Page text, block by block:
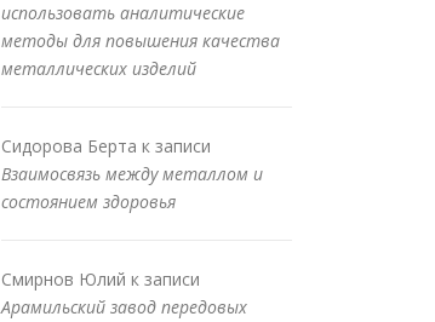
использовать аналитические
методы для повышения качества
металлических изделий
Сидорова Берта к записи
Взаимосвязь между металлом и
состоянием здоровья
Смирнов Юлий к записи
Арамильский завод передовых